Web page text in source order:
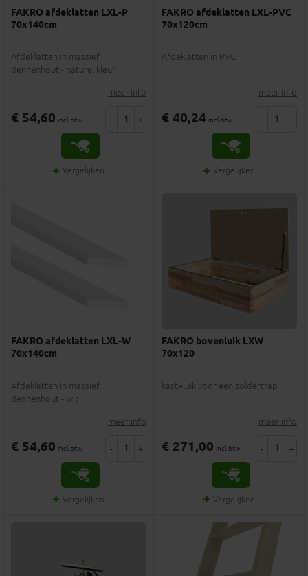
FAKRO afdeklatten LXL-P
70x140cm
Afdeklatten in massief
dennenhout - naturel kleur
meer info
€ 54,60 incl.btw - +
Vergelijken
FAKRO afdeklatten LXL-PVC
70x120cm
Afdeklatten in PVC
meer info
€ 40,24 incl.btw - +
Vergelijken
FAKRO afdeklatten LXL-W
70x140cm
Afdeklatten in massief
dennenhout - wit
meer info
€ 54,60 incl.btw - +
Vergelijken
FAKRO bovenluik LXW
70x120
kast+luik voor een zoldertrap
meer info
€ 271,00 incl.btw - +
Vergelijken